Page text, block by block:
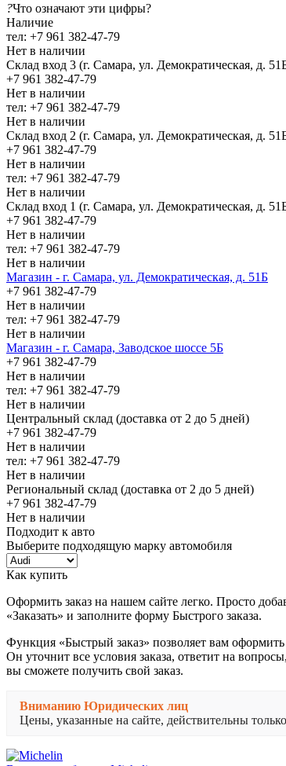
?Что означают эти цифры?
Наличие
тел: +7 961 382-47-79
Нет в наличии
Склад вход 3 (г. Самара, ул. Демократическая, д.
+7 961 382-47-79
Нет в наличии
тел: +7 961 382-47-79
Нет в наличии
Склад вход 2 (г. Самара, ул. Демократическая, д.
+7 961 382-47-79
Нет в наличии
тел: +7 961 382-47-79
Нет в наличии
Склад вход 1 (г. Самара, ул. Демократическая, д.
+7 961 382-47-79
Нет в наличии
тел: +7 961 382-47-79
Нет в наличии
Магазин - г. Самара, ул. Демократическая, д. 51Б
+7 961 382-47-79
Нет в наличии
тел: +7 961 382-47-79
Нет в наличии
Магазин - г. Самара, Заводское шоссе 5Б
+7 961 382-47-79
Нет в наличии
тел: +7 961 382-47-79
Нет в наличии
Центральный склад (доставка от 2 до 5 дней)
+7 961 382-47-79
Нет в наличии
тел: +7 961 382-47-79
Нет в наличии
Региональный склад (доставка от 2 до 5 дней)
+7 961 382-47-79
Нет в наличии
Подходит к авто
Выберите подходящую марку автомобиля
Как купить
Оформить заказ на нашем сайте легко. Просто
«Заказать» и заполните форму Быстрого заказа.
Функция «Быстрый заказ» позволяет вам
Он уточнит все условия заказа, ответит на
вы сможете получить свой заказ.
Вниманию Юридических лиц
Цены, указанные на сайте, действительны